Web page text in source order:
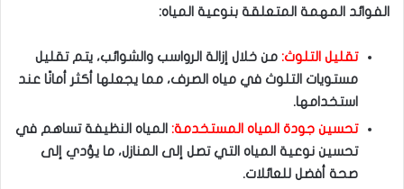
الفوائد المهمة المتعلقة بنوعية المياه:
تقليل التلوث: من خلال إزالة الرواسب والشوائب، يتم تقليل
مستويات التلوث في مياه الصرف، مما يجعلها أكثر أمانًا عند
استخدامها.
تحسين جودة المياه المستخدمة: المياه النظيفة تساهم في
تحسين نوعية المياه التي تصل إلى المنازل، ما يؤدي إلى
صحة أفضل للعائلات.